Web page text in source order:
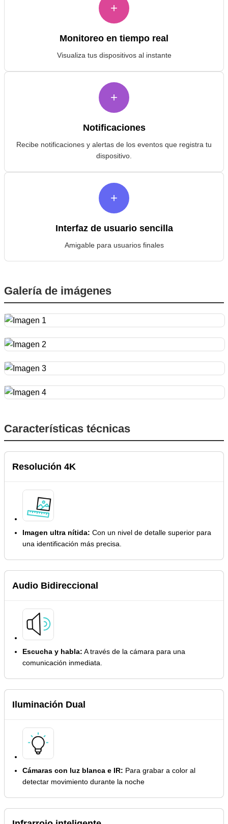
+
Monitoreo en tiempo real
Visualiza tus dispositivos al instante
+
Notificaciones
Recibe notificaciones y alertas de los eventos que registra tu
dispositivo.
+
Interfaz de usuario sencilla
Amigable para usuarios finales
Galería de imágenes
Características técnicas
Resolución 4K
Imagen ultra nítida: Con un nivel de detalle superior para
una identificación más precisa.
Audio Bidireccional
Escucha y habla: A través de la cámara para una
comunicación inmediata.
Iluminación Dual
Cámaras con luz blanca e IR: Para grabar a color al
detectar movimiento durante la noche